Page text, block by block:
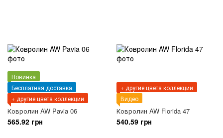
Новинка
Бесплатная доставка
+ другие цвета коллекции
Ковролин AW Pavia 06
565.92 грн
+ другие цвета коллекции
Видео
Ковролин AW Florida 47
540.59 грн